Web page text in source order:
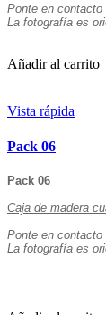
Ponte en contacto
La fotografía es
Añadir al carrito
Vista rápida
Pack 06
Pack 06
Caja de madera
Ponte en
La fotografía es